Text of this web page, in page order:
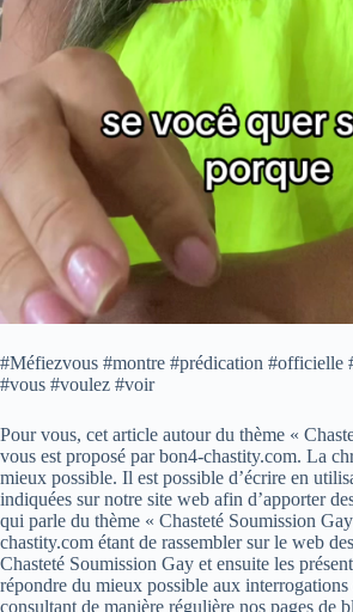
#Méfiezvous #montre #prédication #officielle
#vous #voulez #voir
Pour vous, cet article autour du thème «
vous est proposé par bon4-chastity.com. La
mieux possible. Il est possible d’écrire en
indiquées sur notre site web afin d’apporter
qui parle du thème « Chasteté Soumission
chastity.com étant de rassembler sur le web
Chasteté Soumission Gay et ensuite les
répondre du mieux possible aux interrogations
consultant de manière régulière nos pages de